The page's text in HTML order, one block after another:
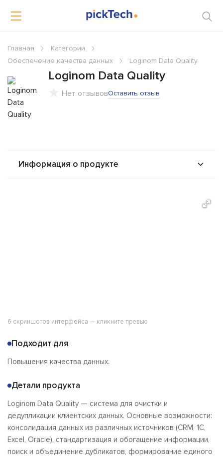
Главная
Категории
Обеспечение качества данных
Loginom Data Quality
Loginom Data Quality
Нет отзывовОставить отзыв
Информация о продукте
6 скриншотов интерфейса — кликните превью
Подходит для
Повышения качества данных.
Детали продукта
Loginom Data Quality — система для очистки и
дедупликации клиентских данных. Основные возможности:
консолидация данных из различных источников (CRM, 1C,
Excel, Oracle), стандартизация и обогащение информации,
поиск и объединение дубликатов, формирование единого